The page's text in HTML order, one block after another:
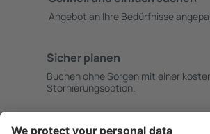
Angebot an Ihre Bedürfnisse
Sicher planen
Buchen ohne Sorgen mit einer
Stornierungsoption.